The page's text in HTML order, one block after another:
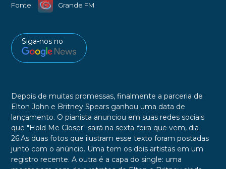
Fonte: Grande FM
Siga-nos no
Depois de muitas promessas, finalmente a parceria de
Elton John e Britney Spears ganhou uma data de
lançamento. O pianista anunciou em suas redes sociais
que "Hold Me Closer" sairá na sexta-feira que vem, dia
26.As duas fotos que ilustram esse texto foram postadas
junto com o anúncio. Uma tem os dois artistas em um
registro recente. A outra é a capa do single: uma